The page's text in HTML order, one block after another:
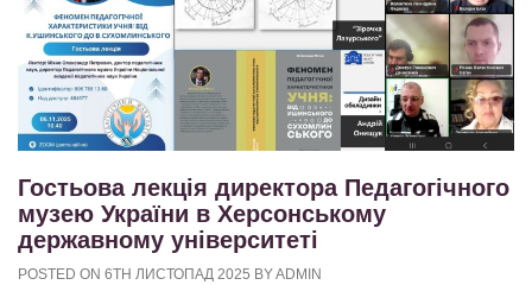
Гостьова лекція директора Педагогічного
музею України в Херсонському
державному університеті
POSTED ON 6TH ЛИСТОПАД 2025 BY ADMIN